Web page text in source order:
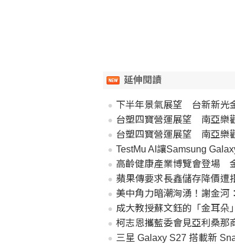
延伸閱讀
下半年景氣展望 台新新光
台塑四寶營運展望 南亞樂
台塑四寶營運展望 南亞樂
TestMu AI讓Samsung Galaxy Z
高齡健康產業博覽會登場
蘋果傳要求長鑫儲存降價遭
美中角力暗潮洶湧！謝金河
成大教授蘇文鈺的「金耳朵
柯志恩攜藍委會見亞利桑
三星 Galaxy S27 搭載新